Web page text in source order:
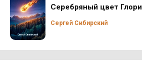
Серебряный цвет Глори
Сергей Сибирский